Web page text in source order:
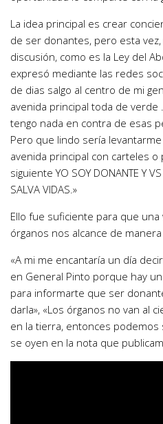
La idea principal es crear
de ser donantes, pero esta
discusión, como es la Ley del
expresó mediante las redes
de dias salgo al centro de mi
avenida principal toda de
tengo nada en contra de esas
Pero que lindo sería
avenida principal con carteles o
siguiente YO SOY DONANTE Y
SALVA VIDAS.»
Ello fue suficiente para que
órganos nos alcance de
«A mi me encantaría un día
en General Pinto porque hay
para informarte que ser
darla», «Los órganos no van al
en la tierra, entonces podemos
se oyen en la nota que